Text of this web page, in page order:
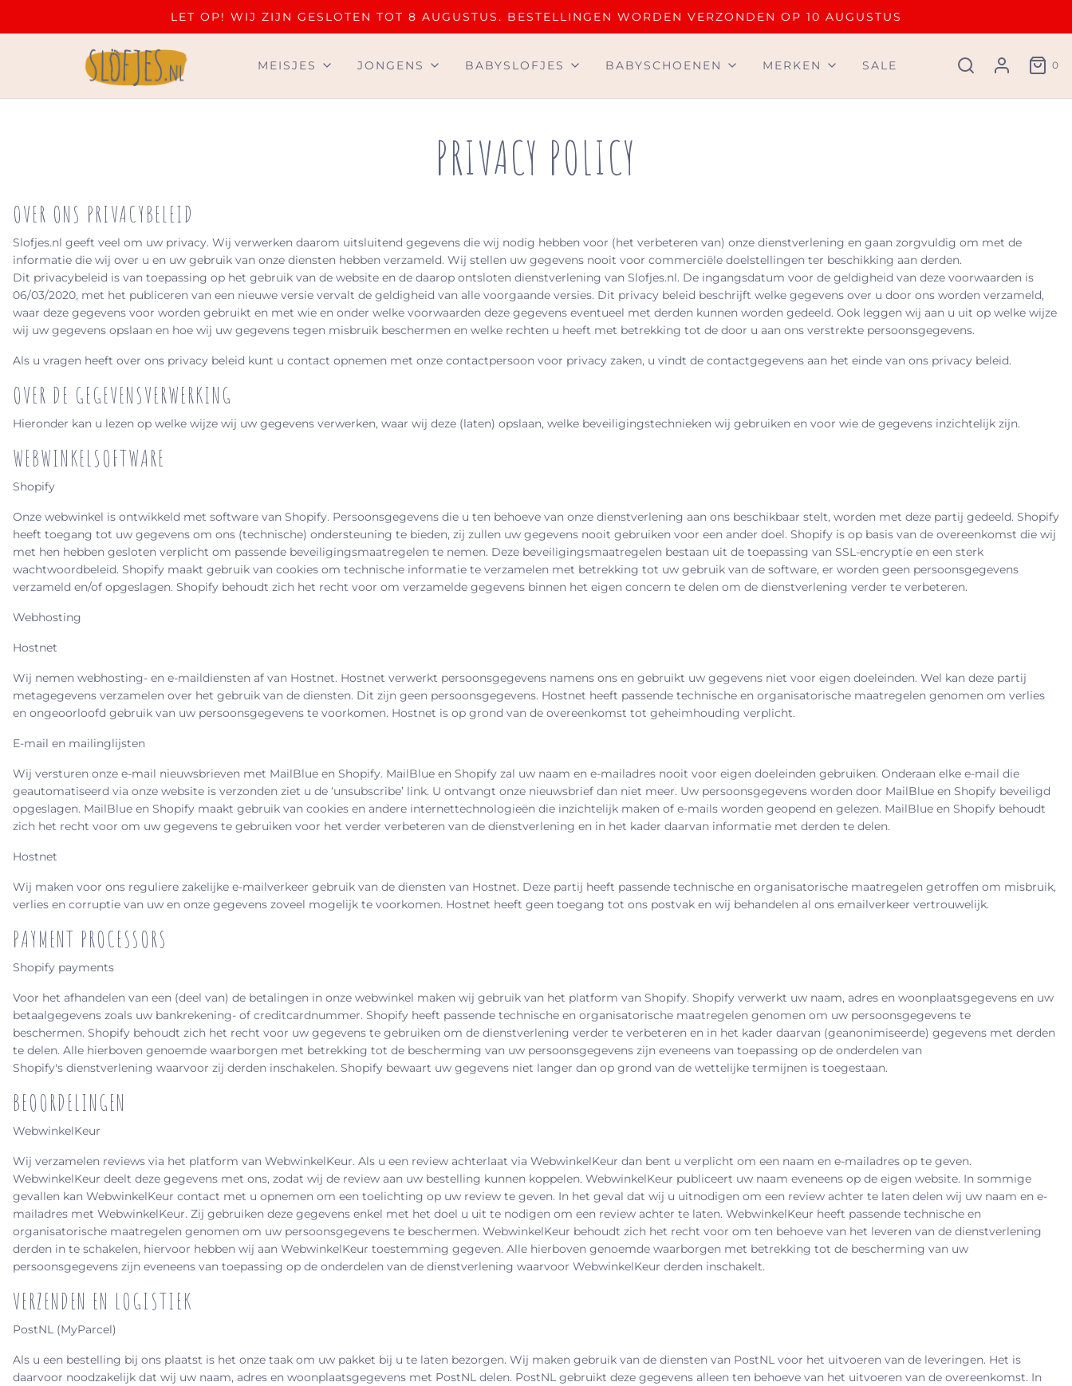
LET OP! WIJ ZIJN GESLOTEN TOT 8 AUGUSTUS. BESTELLINGEN WORDEN VERZONDEN OP 10 AUGUSTUS
MEISJES JONGENS BABYSLOFJES BABYSCHOENEN MERKEN SALE 0
PRIVACY POLICY
OVER ONS PRIVACYBELEID
Slofjes.nl geeft veel om uw privacy. Wij verwerken daarom uitsluitend gegevens die wij nodig hebben voor (het verbeteren van) onze dienstverlening en gaan zorgvuldig om met de
informatie die wij over u en uw gebruik van onze diensten hebben verzameld. Wij stellen uw gegevens nooit voor commerciële doelstellingen ter beschikking aan derden.
Dit privacybeleid is van toepassing op het gebruik van de website en de daarop ontsloten dienstverlening van Slofjes.nl. De ingangsdatum voor de geldigheid van deze voorwaarden is
06/03/2020, met het publiceren van een nieuwe versie vervalt de geldigheid van alle voorgaande versies. Dit privacy beleid beschrijft welke gegevens over u door ons worden verzameld,
waar deze gegevens voor worden gebruikt en met wie en onder welke voorwaarden deze gegevens eventueel met derden kunnen worden gedeeld. Ook leggen wij aan u uit op welke wijze
wij uw gegevens opslaan en hoe wij uw gegevens tegen misbruik beschermen en welke rechten u heeft met betrekking tot de door u aan ons verstrekte persoonsgegevens.
Als u vragen heeft over ons privacy beleid kunt u contact opnemen met onze contactpersoon voor privacy zaken, u vindt de contactgegevens aan het einde van ons privacy beleid.
OVER DE GEGEVENSVERWERKING
Hieronder kan u lezen op welke wijze wij uw gegevens verwerken, waar wij deze (laten) opslaan, welke beveiligingstechnieken wij gebruiken en voor wie de gegevens inzichtelijk zijn.
WEBWINKELSOFTWARE
Shopify
Onze webwinkel is ontwikkeld met software van Shopify. Persoonsgegevens die u ten behoeve van onze dienstverlening aan ons beschikbaar stelt, worden met deze partij gedeeld. Shopify
heeft toegang tot uw gegevens om ons (technische) ondersteuning te bieden, zij zullen uw gegevens nooit gebruiken voor een ander doel. Shopify is op basis van de overeenkomst die wij
met hen hebben gesloten verplicht om passende beveiligingsmaatregelen te nemen. Deze beveiligingsmaatregelen bestaan uit de toepassing van SSL-encryptie en een sterk
wachtwoordbeleid. Shopify maakt gebruik van cookies om technische informatie te verzamelen met betrekking tot uw gebruik van de software, er worden geen persoonsgegevens
verzameld en/of opgeslagen. Shopify behoudt zich het recht voor om verzamelde gegevens binnen het eigen concern te delen om de dienstverlening verder te verbeteren.
Webhosting
Hostnet
Wij nemen webhosting- en e-maildiensten af van Hostnet. Hostnet verwerkt persoonsgegevens namens ons en gebruikt uw gegevens niet voor eigen doeleinden. Wel kan deze partij
metagegevens verzamelen over het gebruik van de diensten. Dit zijn geen persoonsgegevens. Hostnet heeft passende technische en organisatorische maatregelen genomen om verlies
en ongeoorloofd gebruik van uw persoonsgegevens te voorkomen. Hostnet is op grond van de overeenkomst tot geheimhouding verplicht.
E-mail en mailinglijsten
Wij versturen onze e-mail nieuwsbrieven met MailBlue en Shopify. MailBlue en Shopify zal uw naam en e-mailadres nooit voor eigen doeleinden gebruiken. Onderaan elke e-mail die
geautomatiseerd via onze website is verzonden ziet u de ‘unsubscribe’ link. U ontvangt onze nieuwsbrief dan niet meer. Uw persoonsgegevens worden door MailBlue en Shopify beveiligd
opgeslagen. MailBlue en Shopify maakt gebruik van cookies en andere internettechnologieën die inzichtelijk maken of e-mails worden geopend en gelezen. MailBlue en Shopify behoudt
zich het recht voor om uw gegevens te gebruiken voor het verder verbeteren van de dienstverlening en in het kader daarvan informatie met derden te delen.
Hostnet
Wij maken voor ons reguliere zakelijke e-mailverkeer gebruik van de diensten van Hostnet. Deze partij heeft passende technische en organisatorische maatregelen getroffen om misbruik,
verlies en corruptie van uw en onze gegevens zoveel mogelijk te voorkomen. Hostnet heeft geen toegang tot ons postvak en wij behandelen al ons emailverkeer vertrouwelijk.
PAYMENT PROCESSORS
Shopify payments
Voor het afhandelen van een (deel van) de betalingen in onze webwinkel maken wij gebruik van het platform van Shopify. Shopify verwerkt uw naam, adres en woonplaatsgegevens en uw
betaalgegevens zoals uw bankrekening- of creditcardnummer. Shopify heeft passende technische en organisatorische maatregelen genomen om uw persoonsgegevens te
beschermen. Shopify behoudt zich het recht voor uw gegevens te gebruiken om de dienstverlening verder te verbeteren en in het kader daarvan (geanonimiseerde) gegevens met derden
te delen. Alle hierboven genoemde waarborgen met betrekking tot de bescherming van uw persoonsgegevens zijn eveneens van toepassing op de onderdelen van
Shopify's dienstverlening waarvoor zij derden inschakelen. Shopify bewaart uw gegevens niet langer dan op grond van de wettelijke termijnen is toegestaan.
BEOORDELINGEN
WebwinkelKeur
Wij verzamelen reviews via het platform van WebwinkelKeur. Als u een review achterlaat via WebwinkelKeur dan bent u verplicht om een naam en e-mailadres op te geven.
WebwinkelKeur deelt deze gegevens met ons, zodat wij de review aan uw bestelling kunnen koppelen. WebwinkelKeur publiceert uw naam eveneens op de eigen website. In sommige
gevallen kan WebwinkelKeur contact met u opnemen om een toelichting op uw review te geven. In het geval dat wij u uitnodigen om een review achter te laten delen wij uw naam en e-
mailadres met WebwinkelKeur. Zij gebruiken deze gegevens enkel met het doel u uit te nodigen om een review achter te laten. WebwinkelKeur heeft passende technische en
organisatorische maatregelen genomen om uw persoonsgegevens te beschermen. WebwinkelKeur behoudt zich het recht voor om ten behoeve van het leveren van de dienstverlening
derden in te schakelen, hiervoor hebben wij aan WebwinkelKeur toestemming gegeven. Alle hierboven genoemde waarborgen met betrekking tot de bescherming van uw
persoonsgegevens zijn eveneens van toepassing op de onderdelen van de dienstverlening waarvoor WebwinkelKeur derden inschakelt.
VERZENDEN EN LOGISTIEK
PostNL (MyParcel)
Als u een bestelling bij ons plaatst is het onze taak om uw pakket bij u te laten bezorgen. Wij maken gebruik van de diensten van PostNL voor het uitvoeren van de leveringen. Het is
daarvoor noodzakelijk dat wij uw naam, adres en woonplaatsgegevens met PostNL delen. PostNL gebruikt deze gegevens alleen ten behoeve van het uitvoeren van de overeenkomst. In